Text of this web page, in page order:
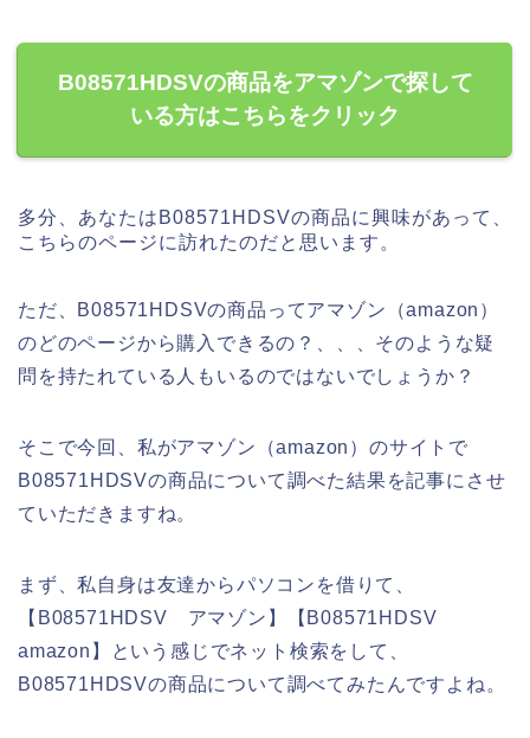
B08571HDSVの商品をアマゾンで探して
いる方はこちらをクリック
多分、あなたはB08571HDSVの商品に興味があって、
こちらのページに訪れたのだと思います。
ただ、B08571HDSVの商品ってアマゾン（amazon）
のどのページから購入できるの？、、、そのような疑
問を持たれている人もいるのではないでしょうか？
そこで今回、私がアマゾン（amazon）のサイトで
B08571HDSVの商品について調べた結果を記事にさせ
ていただきますね。
まず、私自身は友達からパソコンを借りて、
【B08571HDSV アマゾン】【B08571HDSV
amazon】という感じでネット検索をして、
B08571HDSVの商品について調べてみたんですよね。